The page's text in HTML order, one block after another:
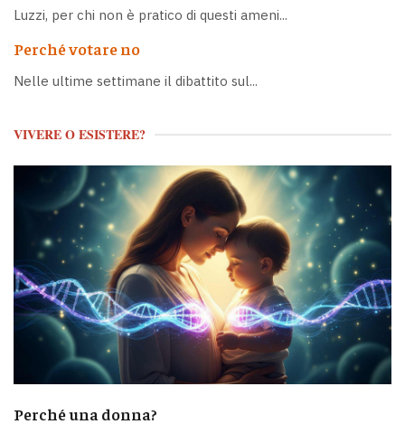
Luzzi, per chi non è pratico di questi ameni...
Perché votare no
Nelle ultime settimane il dibattito sul...
VIVERE O ESISTERE?
Perché una donna?